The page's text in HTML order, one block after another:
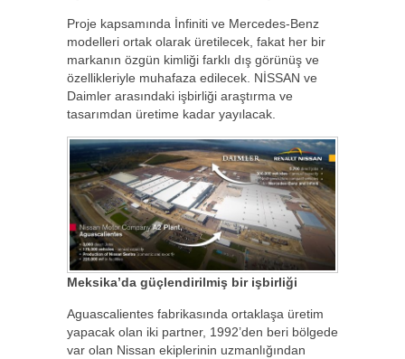
Proje kapsamında İnfiniti ve Mercedes-Benz
modelleri ortak olarak üretilecek, fakat her bir
markanın özgün kimliği farklı dış görünüş ve
özellikleriyle muhafaza edilecek. NİSSAN ve
Daimler arasındaki işbirliği araştırma ve
tasarımdan üretime kadar yayılacak.
Meksika’da güçlendirilmiş bir işbirliği
Aguascalientes fabrikasında ortaklaşa üretim
yapacak olan iki partner, 1992’den beri bölgede
var olan Nissan ekiplerinin uzmanlığından